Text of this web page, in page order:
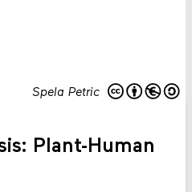
Spela Petric
Plant-Human